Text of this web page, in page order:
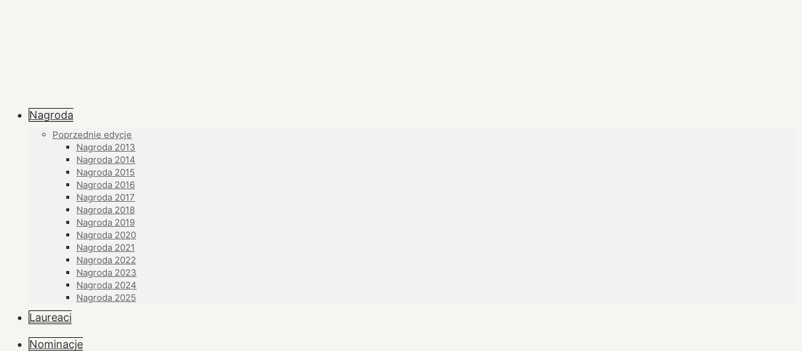
Nagroda
Poprzednie edycje
Nagroda 2013
Nagroda 2014
Nagroda 2015
Nagroda 2016
Nagroda 2017
Nagroda 2018
Nagroda 2019
Nagroda 2020
Nagroda 2021
Nagroda 2022
Nagroda 2023
Nagroda 2024
Nagroda 2025
Laureaci
Nominacje